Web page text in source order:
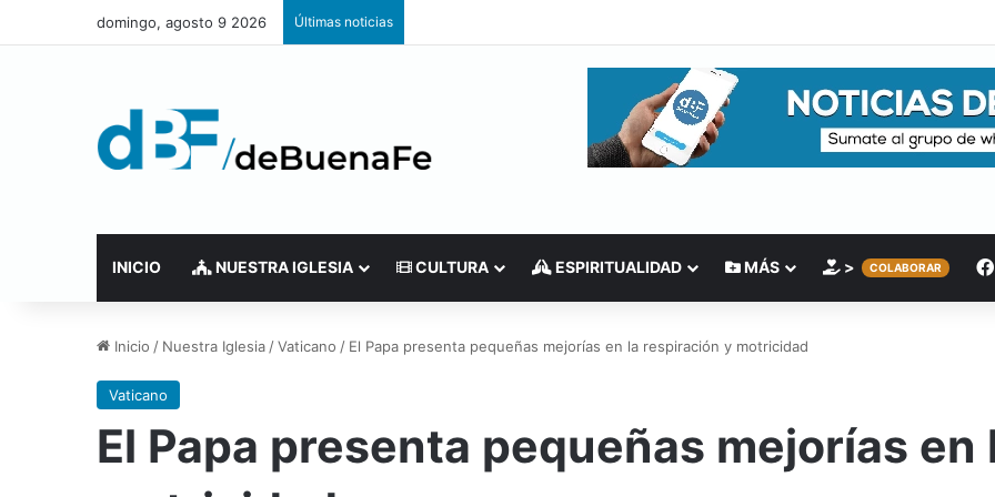
domingo, agosto 9 2026 Últimas noticias
INICIO NUESTRA IGLESIA CULTURA ESPIRITUALIDAD MÁS > COLABORAR
Inicio / Nuestra Iglesia /Vaticano / El Papa presenta pequeñas mejorías en la respiración y motricidad
Vaticano
El Papa presenta pequeñas mejorías